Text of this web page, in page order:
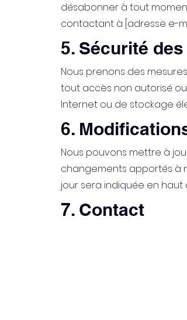
désabonner à tout
contactant à [adresse e-
5. Sécurité
Nous prenons des
tout accès non autorisé
Internet ou de stockage
6.
Nous pouvons mettre à
changements apportés à
jour sera indiquée en haut
7. Contact